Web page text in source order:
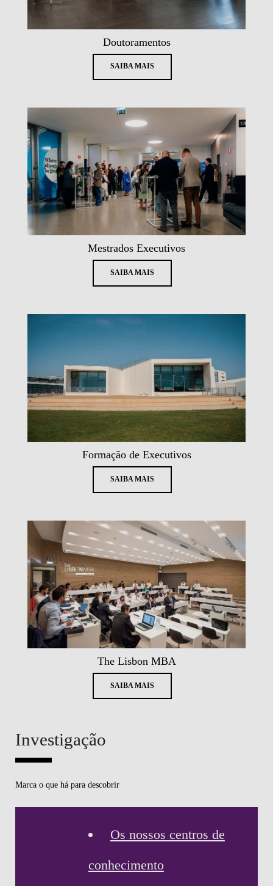
Doutoramentos
SAIBA MAIS
Mestrados Executivos
SAIBA MAIS
Formação de Executivos
SAIBA MAIS
The Lisbon MBA
SAIBA MAIS
Investigação
Marca o que há para descobrir
Os nossos centros de
conhecimento